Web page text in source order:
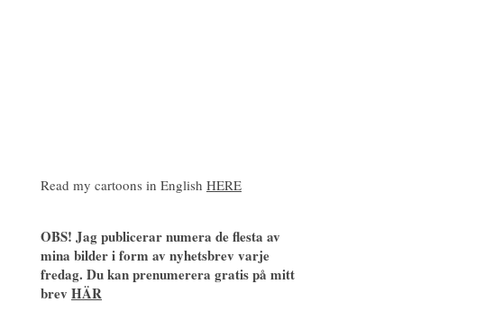
Read my cartoons in English HERE
OBS! Jag publicerar numera de flesta av
mina bilder i form av nyhetsbrev varje
fredag. Du kan prenumerera gratis på mitt
brev HÄR